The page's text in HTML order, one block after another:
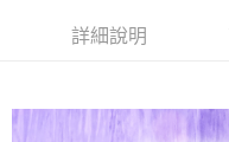
５．嚴禁一人註冊多個帳號或
恩沛科技股份有限公司將有權
每筆NT$80，滿NT$290(含
詳細說明